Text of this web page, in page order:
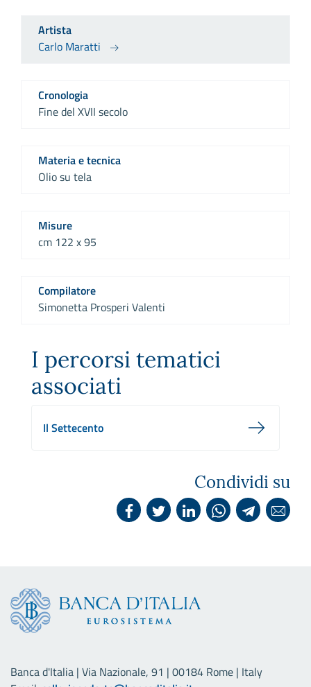
Artista
Carlo Maratti
Cronologia
Fine del XVII secolo
Materia e tecnica
Olio su tela
Misure
cm 122 x 95
Compilatore
Simonetta Prosperi Valenti
I percorsi tematici
associati
Il Settecento
Condividi su
Banca d'Italia | Via Nazionale, 91 | 00184 Rome | Italy